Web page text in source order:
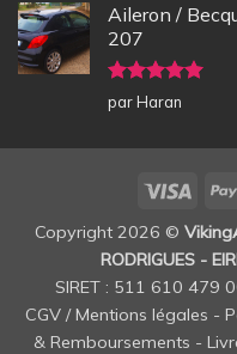
Aileron /
207
Note5sur
5
par Haran
Visa
Copyright 2026 ©
RODRIGUES -
SIRET : 511 610 479
CGV / Mentions légales -
& Remboursements -